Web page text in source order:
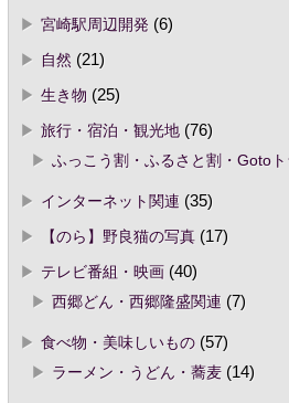
宮崎駅周辺開発(6)
自然 (21)
生き物 (25)
旅行・宿泊・観光地(76)
ふっこう割・ふるさと割・Goto
インターネット関連 (35)
【のら】野良猫の写真(17)
テレビ番組・映画(40)
西郷どん・西郷隆盛関連 (7)
食べ物・美味しいもの(57)
ラーメン・うどん・蕎麦(14)